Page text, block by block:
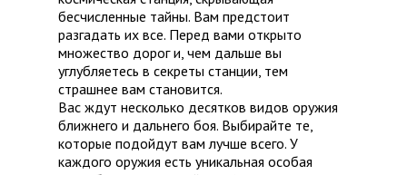
бесчисленные тайны. Вам предстоит
разгадать их все. Перед вами открыто
множество дорог и, чем дальше вы
углубляетесь в секреты станции, тем
страшнее вам становится.
Вас ждут несколько десятков видов оружия
ближнего и дальнего боя. Выбирайте те,
которые подойдут вам лучше всего. У
каждого оружия есть уникальная особая